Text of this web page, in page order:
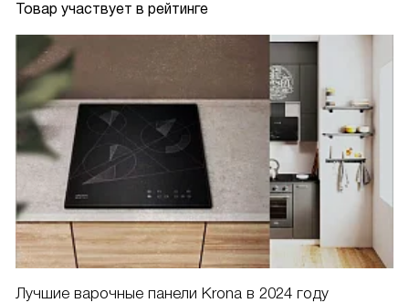
Товар участвует в рейтинге
Лучшие варочные панели Krona в 2024 году